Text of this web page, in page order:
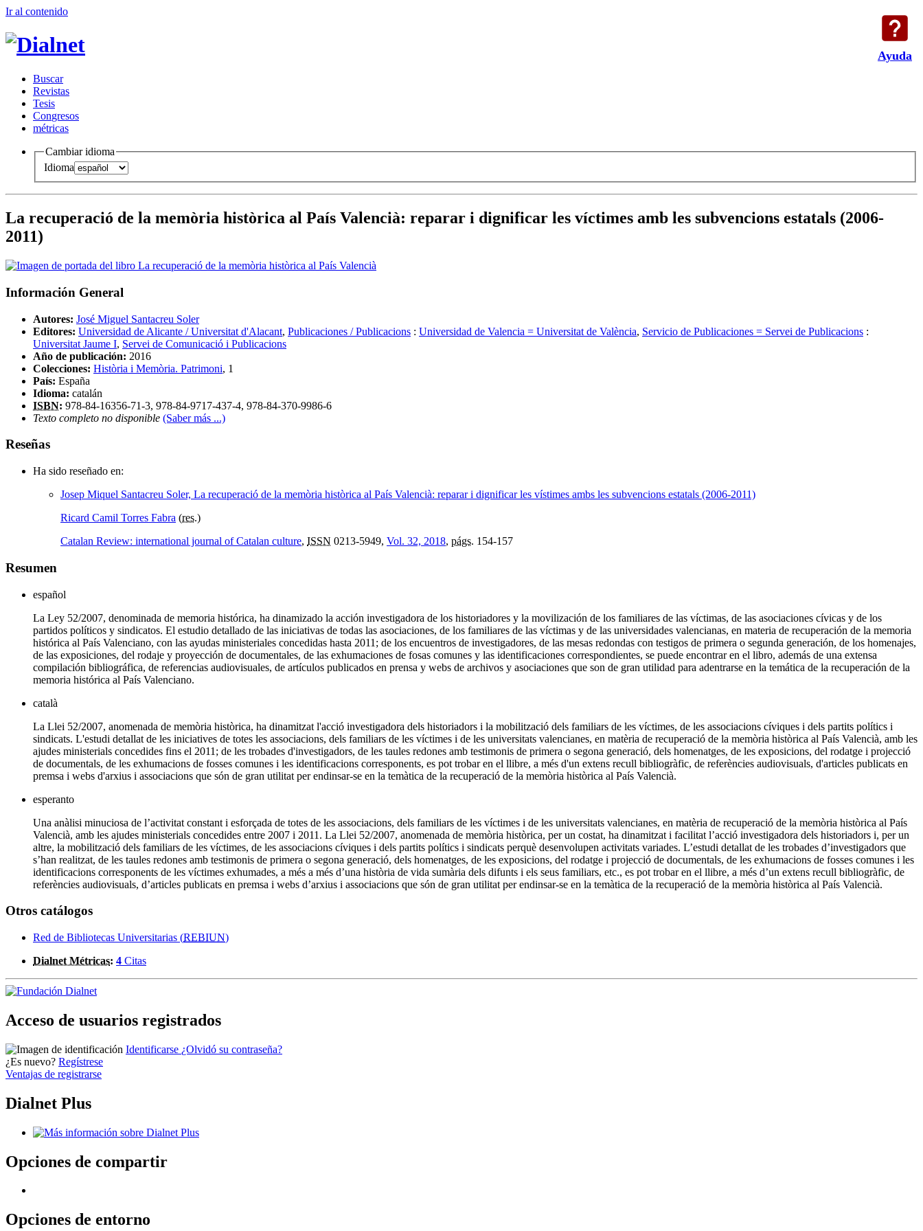
Ayuda
Ir al contenido
Buscar
Revistas
Tesis
Congresos
métricas
Cambiar idioma
Idioma
La recuperació de la memòria històrica al País Valencià: reparar i dignificar les víctimes amb les subvencions estatals (2006-
2011)
Información General
Autores: José Miguel Santacreu Soler
Editores: Universidad de Alicante / Universitat d'Alacant, Publicaciones / Publicacions : Universidad de Valencia = Universitat de València, Servicio de Publicaciones = Servei de Publicacions :
Universitat Jaume I, Servei de Comunicació i Publicacions
Año de publicación: 2016
Colecciones: Història i Memòria. Patrimoni, 1
País: España
Idioma: catalán
ISBN: 978-84-16356-71-3, 978-84-9717-437-4, 978-84-370-9986-6
Texto completo no disponible (Saber más ...)
Reseñas
Ha sido reseñado en:
Josep Miquel Santacreu Soler, La recuperació de la memòria històrica al País Valencià: reparar i dignificar les vístimes ambs les subvencions estatals (2006-2011)
Ricard Camil Torres Fabra (res.)
Catalan Review: international journal of Catalan culture, ISSN 0213-5949, Vol. 32, 2018, págs. 154-157
Resumen
español
La Ley 52/2007, denominada de memoria histórica, ha dinamizado la acción investigadora de los historiadores y la movilización de los familiares de las víctimas, de las asociaciones cívicas y de los
partidos políticos y sindicatos. El estudio detallado de las iniciativas de todas las asociaciones, de los familiares de las víctimas y de las universidades valencianas, en materia de recuperación de la memoria
histórica al País Valenciano, con las ayudas ministeriales concedidas hasta 2011; de los encuentros de investigadores, de las mesas redondas con testigos de primera o segunda generación, de los homenajes,
de las exposiciones, del rodaje y proyección de documentales, de las exhumaciones de fosas comunes y las identificaciones correspondientes, se puede encontrar en el libro, además de una extensa
compilación bibliográfica, de referencias audiovisuales, de artículos publicados en prensa y webs de archivos y asociaciones que son de gran utilidad para adentrarse en la temática de la recuperación de la
memoria histórica al País Valenciano.
català
La Llei 52/2007, anomenada de memòria històrica, ha dinamitzat l'acció investigadora dels historiadors i la mobilització dels familiars de les víctimes, de les associacions cíviques i dels partits polítics i
sindicats. L'estudi detallat de les iniciatives de totes les associacions, dels familiars de les víctimes i de les universitats valencianes, en matèria de recuperació de la memòria històrica al País Valencià, amb les
ajudes ministerials concedides fins el 2011; de les trobades d'investigadors, de les taules redones amb testimonis de primera o segona generació, dels homenatges, de les exposicions, del rodatge i projecció
de documentals, de les exhumacions de fosses comunes i les identificacions corresponents, es pot trobar en el llibre, a més d'un extens recull bibliogràfic, de referències audiovisuals, d'articles publicats en
premsa i webs d'arxius i associacions que són de gran utilitat per endinsar-se en la temàtica de la recuperació de la memòria històrica al País Valencià.
esperanto
Una anàlisi minuciosa de l’activitat constant i esforçada de totes de les associacions, dels familiars de les víctimes i de les universitats valencianes, en matèria de recuperació de la memòria històrica al País
Valencià, amb les ajudes ministerials concedides entre 2007 i 2011. La Llei 52/2007, anomenada de memòria històrica, per un costat, ha dinamitzat i facilitat l’acció investigadora dels historiadors i, per un
altre, la mobilització dels familiars de les víctimes, de les associacions cíviques i dels partits polítics i sindicats perquè desenvolupen activitats variades. L’estudi detallat de les trobades d’investigadors que
s’han realitzat, de les taules redones amb testimonis de primera o segona generació, dels homenatges, de les exposicions, del rodatge i projecció de documentals, de les exhumacions de fosses comunes i les
identificacions corresponents de les víctimes exhumades, a més a més d’una història de vida sumària dels difunts i els seus familiars, etc., es pot trobar en el llibre, a més d’un extens recull bibliogràfic, de
referències audiovisuals, d’articles publicats en premsa i webs d’arxius i associacions que són de gran utilitat per endinsar-se en la temàtica de la recuperació de la memòria històrica al País Valencià.
Otros catálogos
Red de Bibliotecas Universitarias (REBIUN)
Dialnet Métricas: 4 Citas
Acceso de usuarios registrados
Identificarse ¿Olvidó su contraseña?
¿Es nuevo? Regístrese
Ventajas de registrarse
Dialnet Plus
Opciones de compartir
Opciones de entorno